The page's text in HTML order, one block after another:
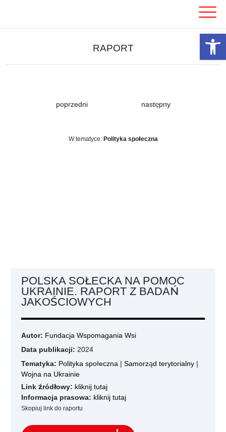
RAPORT
poprzedni następny
W tematyce: Polityka społeczna
POLSKA SOŁECKA NA POMOC
UKRAINIE. RAPORT Z BADAŃ
JAKOŚCIOWYCH
Autor: Fundacja Wspomagania Wsi
Data publikacji: 2024
Tematyka: Polityka społeczna | Samorząd terytorialny |
Wojna na Ukrainie
Link źródłowy: kliknij tutaj
Informacja prasowa: kliknij tutaj
Skopiuj link do raportu